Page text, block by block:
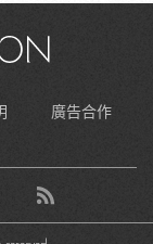
廣告合作